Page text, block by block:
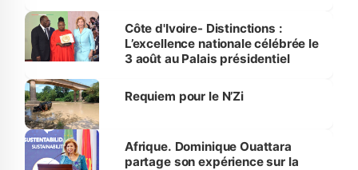
Bassam
Côte d'Ivoire- Distinctions :
L’excellence nationale célébrée le
3 août au Palais présidentiel
Requiem pour le N’Zi
Afrique. Dominique Ouattara
partage son expérience sur la